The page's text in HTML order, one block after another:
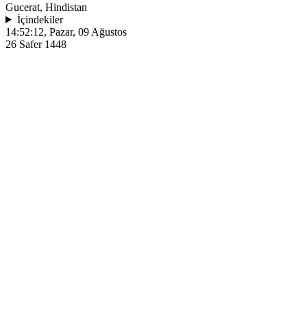
Gucerat, Hindistan
İçindekiler
14:52:12, Pazar, 09 Ağustos
26 Safer 1448